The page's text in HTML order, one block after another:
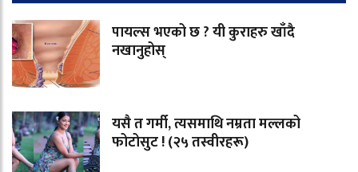
पायल्स भएको छ ? यी कुराहरु खाँदै
नखानुहोस्
यसै त गर्मी, त्यसमाथि नम्रता मल्लको
फोटोसुट ! (२५ तस्वीरहरू)